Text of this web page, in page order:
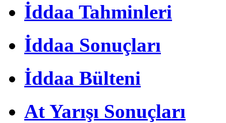
İddaa Tahminleri
İddaa Sonuçları
İddaa Bülteni
At Yarışı Sonuçları